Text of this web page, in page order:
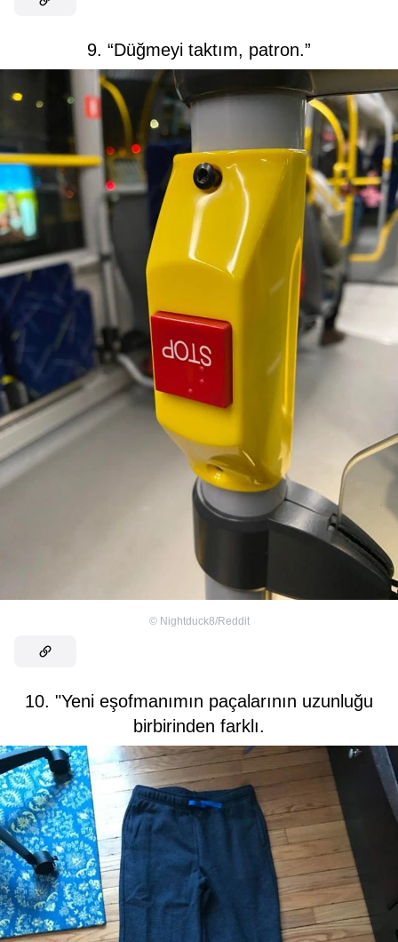
9. “Düğmeyi taktım, patron.”
© Nightduck8/Reddit
10. "Yeni eşofmanımın paçalarının uzunluğu
birbirinden farklı.